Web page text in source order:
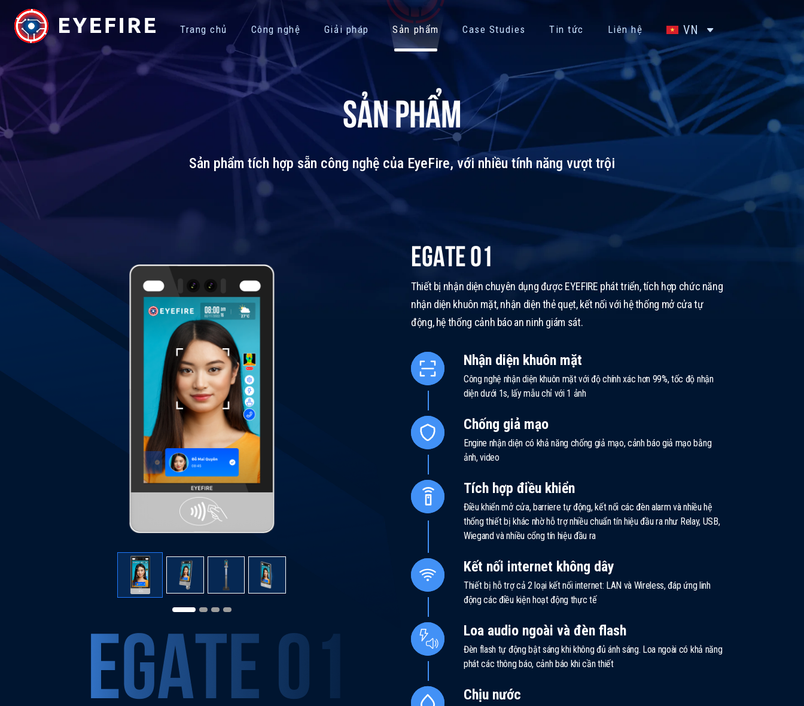
Trang chủ Công nghệ Giải pháp Sản phẩm Case Studies Tin tức Liên hệ VN
SẢN PHẨM
Sản phẩm tích hợp sẵn công nghệ của EyeFire, với nhiều tính năng vượt trội
EGATE 01
Thiết bị nhận diện chuyên dụng được EYEFIRE phát triển, tích hợp chức năng
nhận diện khuôn mặt, nhận diện thẻ quẹt, kết nối với hệ thống mở cửa tự
động, hệ thống cảnh báo an ninh giám sát.
Nhận diện khuôn mặt
Công nghệ nhận diện khuôn mặt với độ chính xác hơn 99%, tốc độ nhận
diện dưới 1s, lấy mẫu chỉ với 1 ảnh
Chống giả mạo
Engine nhận diện có khả năng chống giả mạo, cảnh báo giả mạo bằng
ảnh, video
Tích hợp điều khiển
Điều khiển mở cửa, barriere tự động, kết nối các đèn alarm và nhiều hệ
thống thiết bị khác nhờ hỗ trợ nhiều chuẩn tín hiệu đầu ra như Relay, USB,
Wiegand và nhiều cổng tín hiệu đầu ra
Kết nối internet không dây
Thiết bị hỗ trợ cả 2 loại kết nối internet: LAN và Wireless, đáp ứng linh
động các điều kiện hoạt động thực tế
Loa audio ngoài và đèn flash
Đèn flash tự động bật sáng khi không đủ ánh sáng. Loa ngoài có khả năng
phát các thông báo, cảnh báo khi cần thiết
Chịu nước